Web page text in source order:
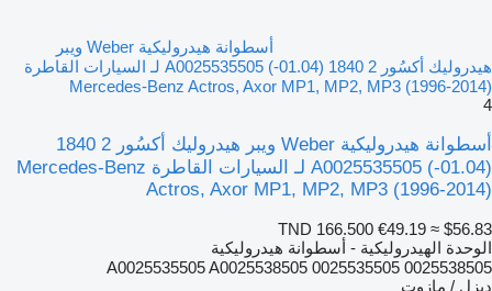
أسطوانة هيدروليكية Weber ويبر
هيدروليك أكسُور 2 1840 (01.04-) A0025535505 لـ السيارات القاطرة
Mercedes-Benz Actros, Axor MP1, MP2, MP3 (1996-2014)
4
أسطوانة هيدروليكية Weber ويبر هيدروليك أكسُور 2 1840
(01.04-) A0025535505 لـ السيارات القاطرة Mercedes-Benz
Actros, Axor MP1, MP2, MP3 (1996-2014)
TND 166.500 €49.19 ≈ $56.83
الوحدة الهيدروليكية - أسطوانة هيدروليكية
A0025535505 A0025538505 0025535505 0025538505
ديزل / مازوت